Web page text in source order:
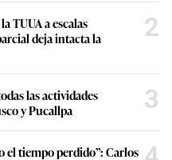
TUUA a escalas
deja intacta la
2
las actividades
y Pucallpa
3
el tiempo perdido”: Carlos